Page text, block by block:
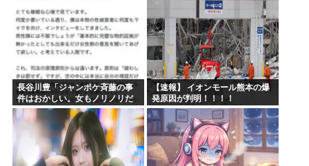
長谷川豊「ジャンポケ斉藤の事
件はおかしい。女もノリノリだ
った冤罪だろ」
【速報】 イオンモール熊本の爆
発原因が判明！！！！